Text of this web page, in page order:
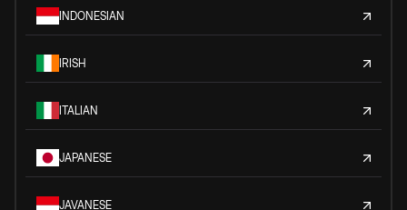
INDONESIAN
IRISH
ITALIAN
JAPANESE
JAVANESE